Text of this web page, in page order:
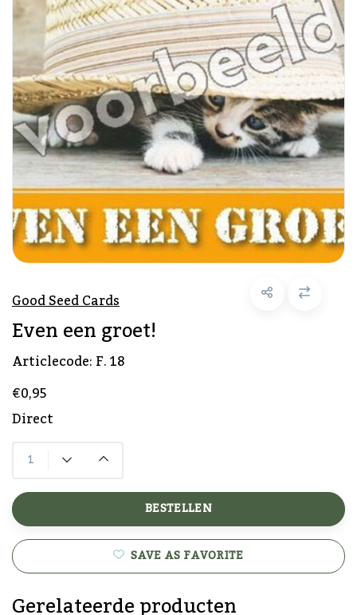
Good Seed Cards
Even een groet!
Articlecode:F. 18
€0,95
Direct
BESTELLEN
SAVE AS FAVORITE
Gerelateerde producten